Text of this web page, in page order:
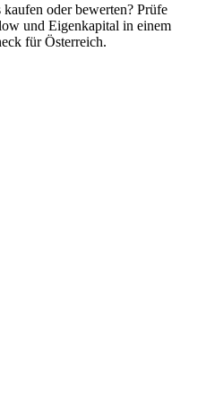
oder bewerten? Prüfe
und Eigenkapital in einem
für Österreich.